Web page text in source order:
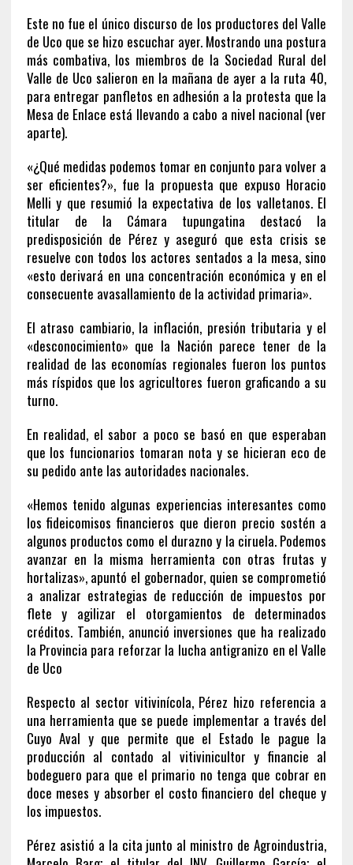
Este no fue el único discurso de los productores del Valle
de Uco que se hizo escuchar ayer. Mostrando una postura
más combativa, los miembros de la Sociedad Rural del
Valle de Uco salieron en la mañana de ayer a la ruta 40,
para entregar panfletos en adhesión a la protesta que la
Mesa de Enlace está llevando a cabo a nivel nacional (ver
aparte).
«¿Qué medidas podemos tomar en conjunto para volver a
ser eficientes?», fue la propuesta que expuso Horacio
Melli y que resumió la expectativa de los valletanos. El
titular de la Cámara tupungatina destacó la
predisposición de Pérez y aseguró que esta crisis se
resuelve con todos los actores sentados a la mesa, sino
«esto derivará en una concentración económica y en el
consecuente avasallamiento de la actividad primaria».
El atraso cambiario, la inflación, presión tributaria y el
«desconocimiento» que la Nación parece tener de la
realidad de las economías regionales fueron los puntos
más ríspidos que los agricultores fueron graficando a su
turno.
En realidad, el sabor a poco se basó en que esperaban
que los funcionarios tomaran nota y se hicieran eco de
su pedido ante las autoridades nacionales.
«Hemos tenido algunas experiencias interesantes como
los fideicomisos financieros que dieron precio sostén a
algunos productos como el durazno y la ciruela. Podemos
avanzar en la misma herramienta con otras frutas y
hortalizas», apuntó el gobernador, quien se comprometió
a analizar estrategias de reducción de impuestos por
flete y agilizar el otorgamientos de determinados
créditos. También, anunció inversiones que ha realizado
la Provincia para reforzar la lucha antigranizo en el Valle
de Uco
Respecto al sector vitivinícola, Pérez hizo referencia a
una herramienta que se puede implementar a través del
Cuyo Aval y que permite que el Estado le pague la
producción al contado al vitivinicultor y financie al
bodeguero para que el primario no tenga que cobrar en
doce meses y absorber el costo financiero del cheque y
los impuestos.
Pérez asistió a la cita junto al ministro de Agroindustria,